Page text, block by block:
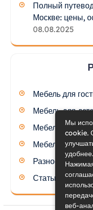
Полный
Москве: цены,
08.08.2025
Мебель для
Мебель для
Мебель для
Мебель для
Разное
Статьи
Мы
cookie.
удобнее.
веб-